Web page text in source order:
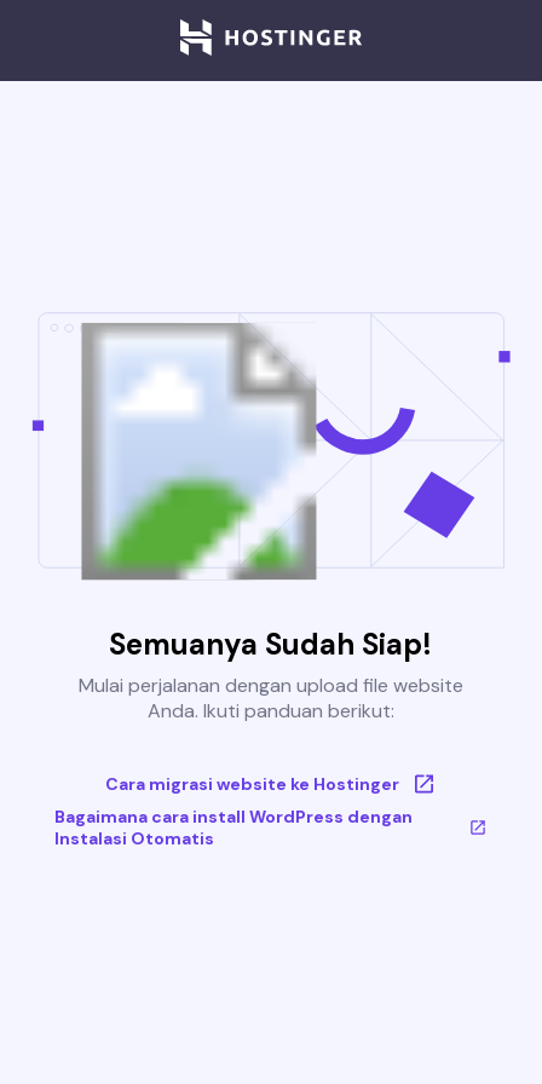
Semuanya Sudah Siap!
Mulai perjalanan dengan upload file website
Anda. Ikuti panduan berikut:
Cara migrasi website ke Hostinger
Bagaimana cara install WordPress dengan
Instalasi Otomatis